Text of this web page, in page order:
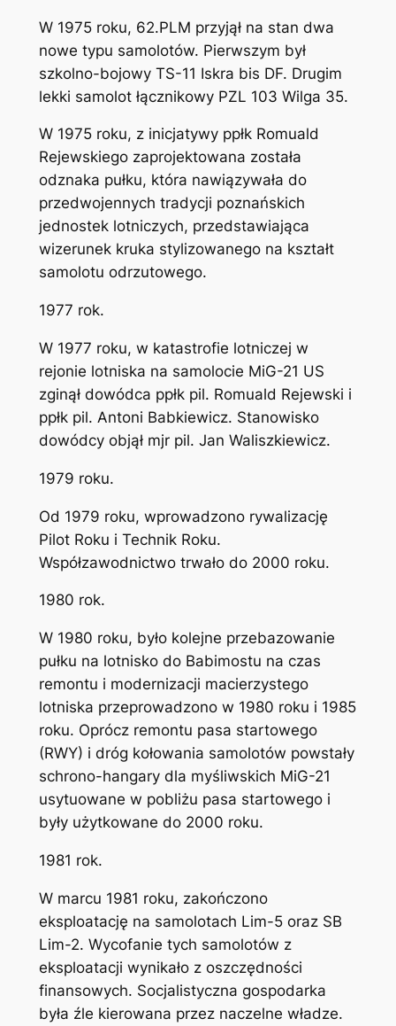
W 1975 roku, 62.PLM przyjął na stan dwa
nowe typu samolotów. Pierwszym był
szkolno-bojowy TS-11 Iskra bis DF. Drugim
lekki samolot łącznikowy PZL 103 Wilga 35.
W 1975 roku, z inicjatywy ppłk Romuald
Rejewskiego zaprojektowana została
odznaka pułku, która nawiązywała do
przedwojennych tradycji poznańskich
jednostek lotniczych, przedstawiająca
wizerunek kruka stylizowanego na kształt
samolotu odrzutowego.
1977 rok.
W 1977 roku, w katastrofie lotniczej w
rejonie lotniska na samolocie MiG-21 US
zginął dowódca ppłk pil. Romuald Rejewski i
ppłk pil. Antoni Babkiewicz. Stanowisko
dowódcy objął mjr pil. Jan Waliszkiewicz.
1979 roku.
Od 1979 roku, wprowadzono rywalizację
Pilot Roku i Technik Roku.
Współzawodnictwo trwało do 2000 roku.
1980 rok.
W 1980 roku, było kolejne przebazowanie
pułku na lotnisko do Babimostu na czas
remontu i modernizacji macierzystego
lotniska przeprowadzono w 1980 roku i 1985
roku. Oprócz remontu pasa startowego
(RWY) i dróg kołowania samolotów powstały
schrono-hangary dla myśliwskich MiG-21
usytuowane w pobliżu pasa startowego i
były użytkowane do 2000 roku.
1981 rok.
W marcu 1981 roku, zakończono
eksploatację na samolotach Lim-5 oraz SB
Lim-2. Wycofanie tych samolotów z
eksploatacji wynikało z oszczędności
finansowych. Socjalistyczna gospodarka
była źle kierowana przez naczelne władze.